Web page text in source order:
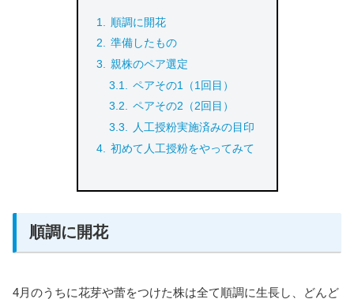
順調に開花
準備したもの
親株のペア選定
ペアその1（1回目）
ペアその2（2回目）
人工授粉実施済みの目印
初めて人工授粉をやってみて
順調に開花
4月のうちに花芽や蕾をつけた株は全て順調に生長し、どんど